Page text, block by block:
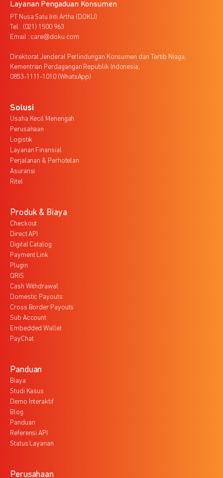
Layanan Pengaduan Konsumen
PT Nusa Satu Inti Artha (DOKU)
Tel : (021) 1500 963
Email : care@doku.com
Direktorat Jenderal Perlindungan Konsumen dan Tertib Niaga,
Kementrian Perdagangan Republik Indonesia,
0853-1111-1010 (WhatsApp)
Solusi
Usaha Kecil Menengah
Perusahaan
Logistik
Layanan Finansial
Perjalanan & Perhotelan
Asuransi
Ritel
Produk & Biaya
Checkout
Direct API
Digital Catalog
Payment Link
Plugin
QRIS
Cash Withdrawal
Domestic Payouts
Cross Border Payouts
Sub Account
Embedded Wallet
PayChat
Panduan
Biaya
Studi Kasus
Demo Interaktif
Blog
Panduan
Referensi API
Status Layanan
Perusahaan